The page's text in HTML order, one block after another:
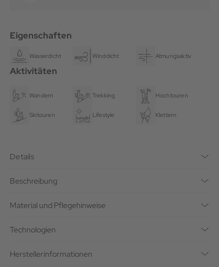
Eigenschaften
Wasserdicht Winddicht Atmungsaktiv
Aktivitäten
Wandern Trekking Hochtouren
Skitouren Lifestyle Klettern
Details
Beschreibung
Material und Pflegehinweise
Technologien
Herstellerinformationen